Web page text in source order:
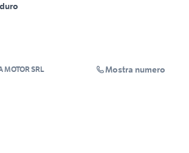
MOTOR SRL Mostra numero